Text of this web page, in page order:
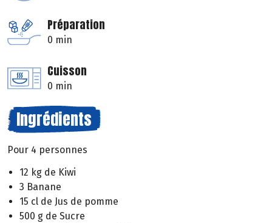
Préparation
0 min
Cuisson
0 min
Ingrédients
Pour 4 personnes
12 kg de Kiwi
3 Banane
15 cl de Jus de pomme
500 g de Sucre